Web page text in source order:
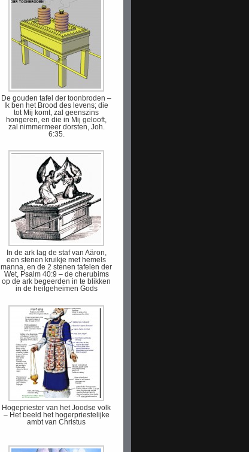
De gouden tafel der toonbroden –
Ik ben het Brood des levens; die
tot Mij komt, zal geenszins
hongeren, en die in Mij gelooft,
zal nimmermeer dorsten, Joh.
6:35.
In de ark lag de staf van Aäron,
een stenen kruikje met hemels
manna, en de 2 stenen tafelen der
Wet, Psalm 40:9 – de cherubims
op de ark begeerden in te blikken
in de heilgeheimen Gods
Hogepriester van het Joodse volk
– Het beeld het hogerpriestelijke
ambt van Christus